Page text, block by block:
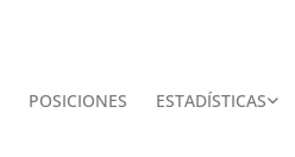
POSICIONES ESTADÍSTICAS